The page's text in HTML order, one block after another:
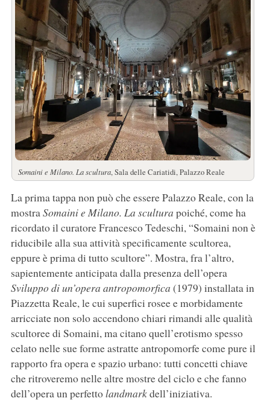
Somaini e Milano. La scultura, Sala delle Cariatidi, Palazzo Reale
La prima tappa non può che essere Palazzo Reale, con la
mostra Somaini e Milano. La scultura poiché, come ha
ricordato il curatore Francesco Tedeschi, “Somaini non è
riducibile alla sua attività specificamente scultorea,
eppure è prima di tutto scultore”. Mostra, fra l’altro,
sapientemente anticipata dalla presenza dell’opera
Sviluppo di un’opera antropomorfica (1979) installata in
Piazzetta Reale, le cui superfici rosee e morbidamente
arricciate non solo accendono chiari rimandi alle qualità
scultoree di Somaini, ma citano quell’erotismo spesso
celato nelle sue forme astratte antropomorfe come pure il
rapporto fra opera e spazio urbano: tutti concetti chiave
che ritroveremo nelle altre mostre del ciclo e che fanno
dell’opera un perfettolandmarkdell’iniziativa.